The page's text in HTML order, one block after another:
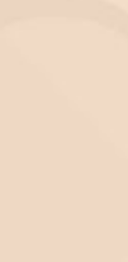
kroku